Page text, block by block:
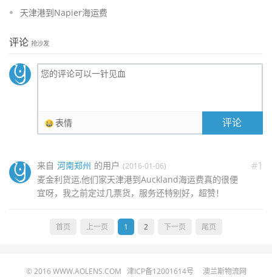
天津港到Napier海运费
评论 抢沙发
表情 评论
#1
来自 河南郑州 的用户 (2016-01-06)
麦金利货运,他们家天津港到Auckland海运费真的很便
宜呀，我之前定过几票货，服务还特别好，超赞！
首页 上一页 1 2 下一页 尾页
© 2016 WWW.AOLENS.COM 津ICP备12001614号 澳兰斯物流网